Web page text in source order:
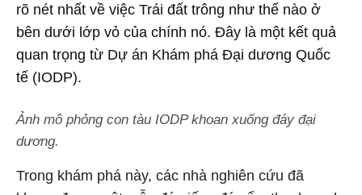
rõ nét nhất về việc Trái đất trông như thế nào ở
bên dưới lớp vỏ của chính nó. Đây là một kết quả
quan trọng từ Dự án Khám phá Đại dương Quốc
tế (IODP).
Ảnh mô phỏng con tàu IODP khoan xuống đáy đại
dương.
Trong khám phá này, các nhà nghiên cứu đã